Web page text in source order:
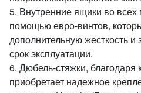
5. Внутренние ящики во
помощью евро-винтов,
дополнительную жесткость и
срок эксплуатации.
6. Дюбель-стяжки, благодаря
приобретает надежное